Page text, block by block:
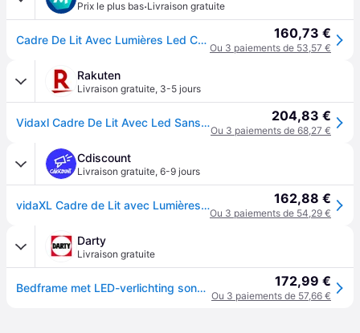
Prix le plus bas·Livraison gratuite
Cadre De Lit Avec Lumières Led Chêne Fumé 135x190 Cm 160,73 €
Ou 3 paiements de 53,57 €
Rakuten
Livraison gratuite, 3-5 jours
Vidaxl Cadre De Lit Avec Led Sans Matelas Chêne Fumé 135x190 Cm 204,83 €
Ou 3 paiements de 68,27 €
Cdiscount
Livraison gratuite, 6-9 jours
vidaXL Cadre de Lit avec Lumières LED Lit Double avec Sommier à Lattes Lit Adulte de Chambre Moderne Chêne Marron 3209652 162,88 €
Ou 3 paiements de 54,29 €
Darty
Livraison gratuite
Bedframe met LED-verlichting sonoma eikenkleurig 135x190 cm3209650 172,99 €
Ou 3 paiements de 57,66 €